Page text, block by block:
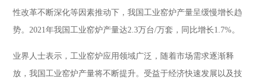
性改革不断深化等因素推动下，我国工业窑炉产量呈缓慢增长趋
势。2021年我国工业窑炉产量达2.3万台/万套，同比增长1.7%。
业界人士表示，工业窑炉应用领域广泛，随着市场需求逐渐释
放，我国工业窑炉产量将不断提升。受益于经济快速发展以及技